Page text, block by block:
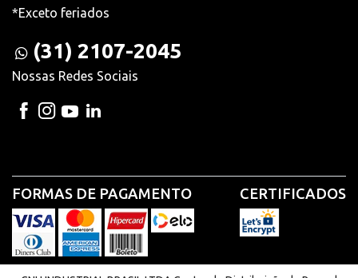
*Exceto feriados
(31) 2107-2045
Nossas Redes Sociais
FORMAS DE PAGAMENTO CERTIFICADOS